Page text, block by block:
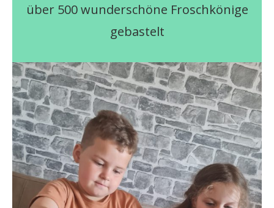
über 500 wunderschöne Froschkönige
gebastelt